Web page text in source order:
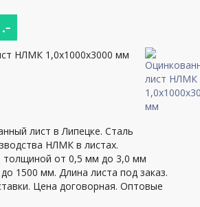
лист в Липецке. Сталь
НЛМК в листах.
толщиной от 0,5 мм до 3,0 мм
1500 мм. Длина листа под заказ.
Цена договорная. Оптовые